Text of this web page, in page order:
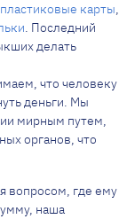
карты,
. Последний
делать
что человеку
деньги. Мы
мирным путем,
органов, что
вопросом, где ему
наша